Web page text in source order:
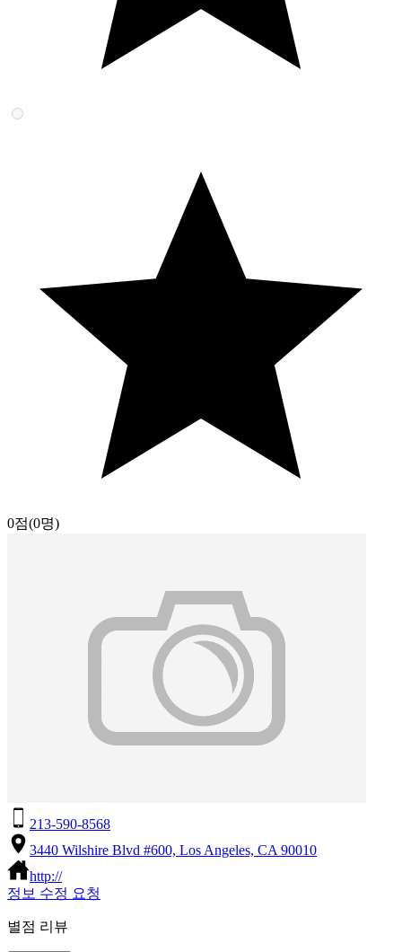
0점(0명)
213-590-8568
3440 Wilshire Blvd #600, Los Angeles, CA 90010
http://
정보 수정 요청
별점 리뷰